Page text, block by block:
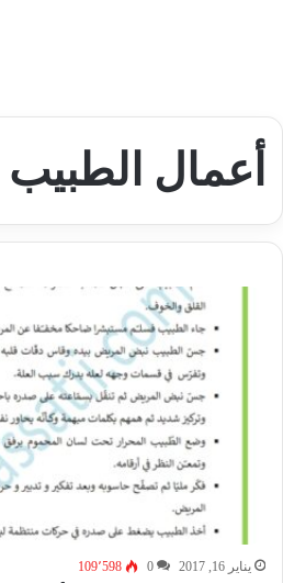
أعمال الطبيب
يناير 16, 2017 0 109٬598